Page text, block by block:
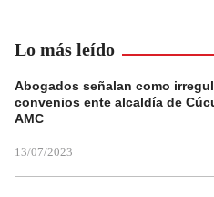
Lo más leído
Abogados señalan como
convenios ente alcaldía de
AMC
13/07/2023